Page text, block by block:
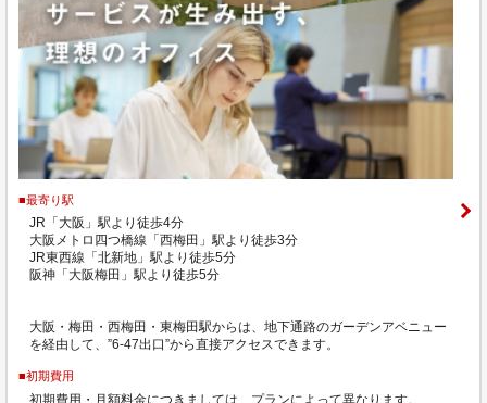
■最寄り駅
JR「大阪」駅より徒歩4分
大阪メトロ四つ橋線「西梅田」駅より徒歩3分
JR東西線「北新地」駅より徒歩5分
阪神「大阪梅田」駅より徒歩5分
大阪・梅田・西梅田・東梅田駅からは、地下通路のガーデンアベニュー
を経由して、”6-47出口”から直接アクセスできます。
■初期費用
初期費用・月額料金につきましては、プランによって異なります。